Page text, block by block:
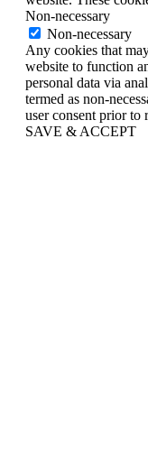
Non-necessary
Non-necessary
Any cookies that
website to function
personal data via
termed as non-
user consent prior to
SAVE & ACCEPT